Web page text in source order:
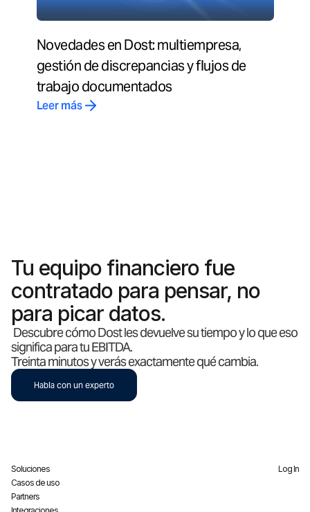
Novedades en Dost: multiempresa,
gestión de discrepancias y flujos de
trabajo documentados
Leer más
Tu equipo financiero fue
contratado para pensar, no
para picar datos.
Descubre cómo Dost les devuelve su tiempo y lo que eso
significa para tu EBITDA.
Treinta minutos y verás exactamente qué cambia.
Habla con un experto
Soluciones
Casos de uso
Partners
Log In